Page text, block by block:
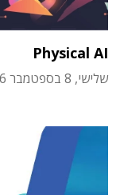
Physical AI
שלישי, 8 בספטמבר 2026